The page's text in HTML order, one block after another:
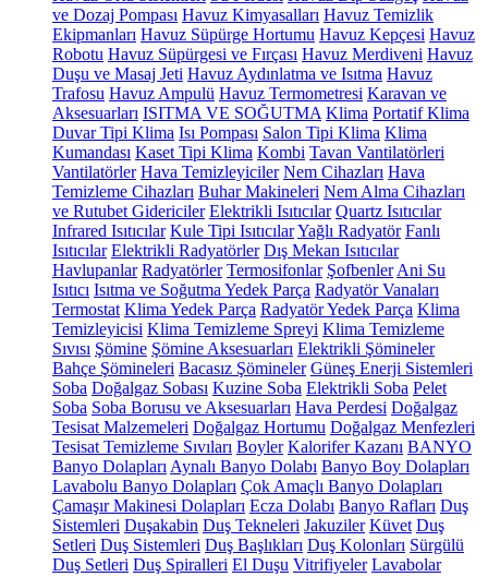
ve Dozaj Pompası Havuz Kimyasalları Havuz Temizlik
Ekipmanları Havuz Süpürge Hortumu Havuz Kepçesi Havuz
Robotu Havuz Süpürgesi ve Fırçası Havuz Merdiveni Havuz
Duşu ve Masaj Jeti Havuz Aydınlatma ve Isıtma Havuz
Trafosu Havuz Ampulü Havuz Termometresi Karavan ve
Aksesuarları ISITMA VE SOĞUTMA Klima Portatif Klima
Duvar Tipi Klima Isı Pompası Salon Tipi Klima Klima
Kumandası Kaset Tipi Klima Kombi Tavan Vantilatörleri
Vantilatörler Hava Temizleyiciler Nem Cihazları Hava
Temizleme Cihazları Buhar Makineleri Nem Alma Cihazları
ve Rutubet Gidericiler Elektrikli Isıtıcılar Quartz Isıtıcılar
Infrared Isıtıcılar Kule Tipi IsıtıcılarYağlı Radyatör Fanlı
Isıtıcılar Elektrikli Radyatörler Dış Mekan Isıtıcılar
Havlupanlar Radyatörler Termosifonlar Şofbenler Ani Su
Isıtıcı Isıtma ve Soğutma Yedek Parça Radyatör Vanaları
Termostat Klima Yedek Parça Radyatör Yedek Parça Klima
Temizleyicisi Klima Temizleme Spreyi Klima Temizleme
Sıvısı Şömine Şömine Aksesuarları Elektrikli Şömineler
Bahçe Şömineleri Bacasız Şömineler Güneş Enerji Sistemleri
Soba Doğalgaz Sobası Kuzine Soba Elektrikli Soba Pelet
Soba Soba Borusu ve Aksesuarları Hava Perdesi Doğalgaz
Tesisat Malzemeleri Doğalgaz Hortumu Doğalgaz Menfezleri
Tesisat Temizleme Sıvıları Boyler Kalorifer Kazanı BANYO
Banyo Dolapları Aynalı Banyo Dolabı Banyo Boy Dolapları
Lavabolu Banyo Dolapları Çok Amaçlı Banyo Dolapları
Çamaşır Makinesi Dolapları Ecza Dolabı Banyo Rafları Duş
Sistemleri Duşakabin Duş Tekneleri Jakuziler Küvet Duş
Setleri Duş Sistemleri Duş Başlıkları Duş Kolonları Sürgülü
Duş Setleri Duş Spiralleri El Duşu Vitrifiyeler Lavabolar